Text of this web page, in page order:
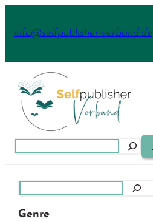
Inhalt
info@selfpublisher-verband.de
Genre